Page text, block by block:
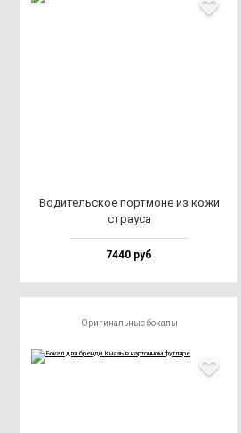
Води­тель­ское пор­тмо­не из ко­жи
стра­уса
7440 руб
Оригинальные бокалы